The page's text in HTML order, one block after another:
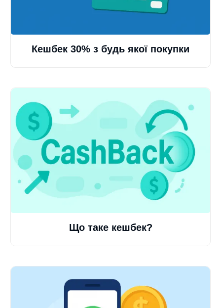
Кешбек 30% з будь якої покупки
Що таке кешбек?